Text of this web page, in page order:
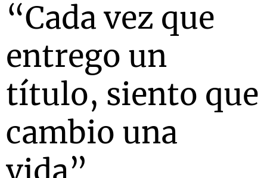
“Cada vez que
entrego un
título, siento que
cambio una